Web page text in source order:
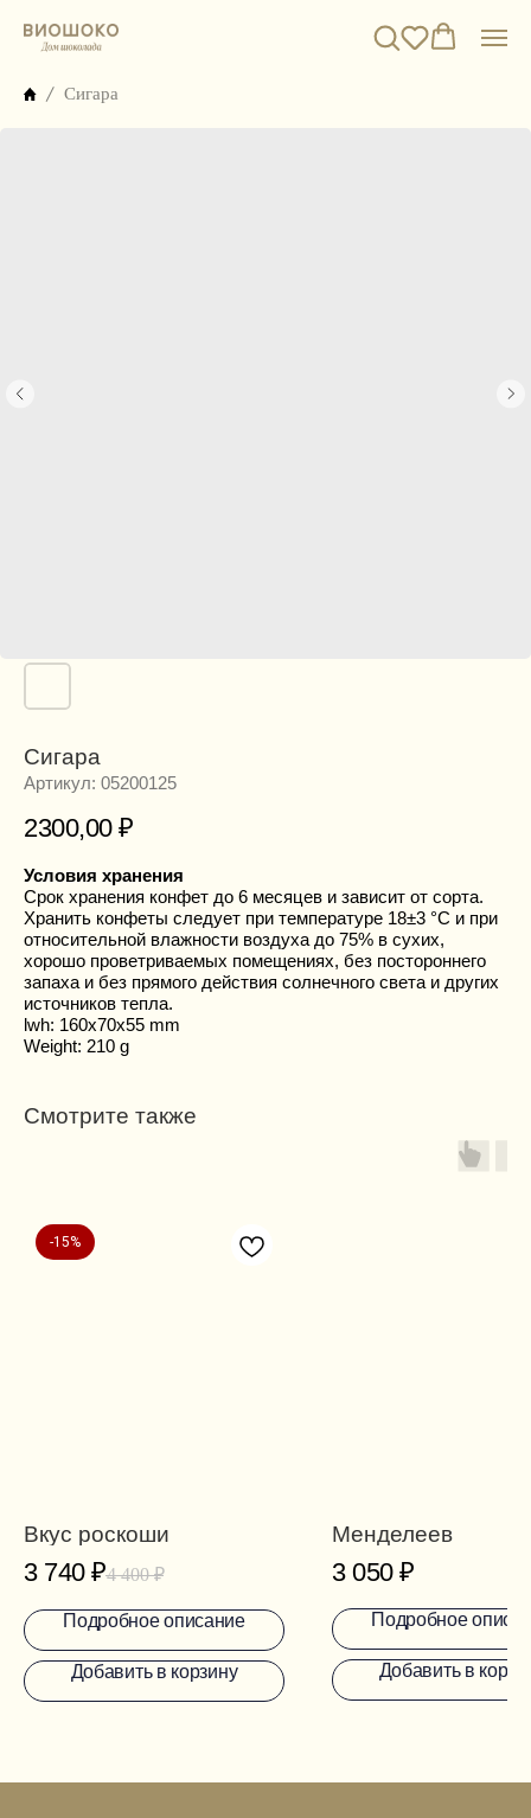
Сигара
Сигара
Артикул: 05200125
2300,00 ₽
Условия хранения
Срок хранения конфет до 6 месяцев и зависит от сорта.
Хранить конфеты следует при температуре 18±3 °С и при
относительной влажности воздуха до 75% в сухих,
хорошо проветриваемых помещениях, без постороннего
запаха и без прямого действия солнечного света и других
источников тепла.
lwh: 160x70x55 mm
Weight: 210 g
Смотрите также
-15%
Вкус роскоши
3 740 ₽4 400 ₽
Подробное описание
Добавить в корзину
Менделеев
3 050 ₽
Подробное
Добавить в